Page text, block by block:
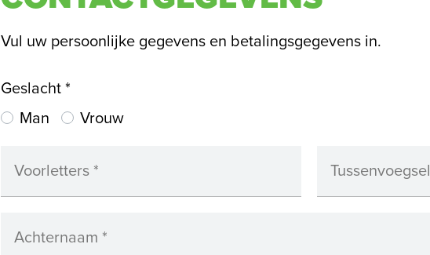
Vul uw persoonlijke gegevens en betalingsgegevens in.
Geslacht *
Man
Vrouw
Voorletters * Tussenvoegsel
Achternaam *